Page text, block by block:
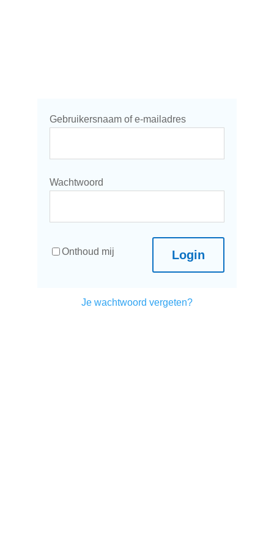
Gebruikersnaam of e-mailadres
Wachtwoord
Onthoud mij
Je wachtwoord vergeten?